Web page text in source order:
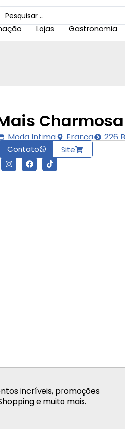
Lojas Gastronomia
Moda Intima França 226 B
Contato Site
Charmosa
incríveis, promoções
e muito mais.